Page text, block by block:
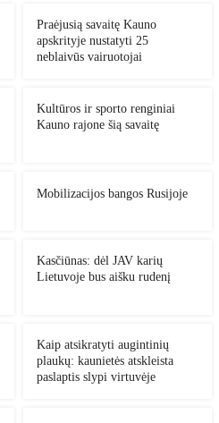
Praėjusią savaitę Kauno
apskrityje nustatyti 25
neblaivūs vairuotojai
Kultūros ir sporto renginiai
Kauno rajone šią savaitę
Mobilizacijos bangos Rusijoje
Kasčiūnas: dėl JAV karių
Lietuvoje bus aišku rudenį
Kaip atsikratyti augintinių
plaukų: kaunietės atskleista
paslaptis slypi virtuvėje